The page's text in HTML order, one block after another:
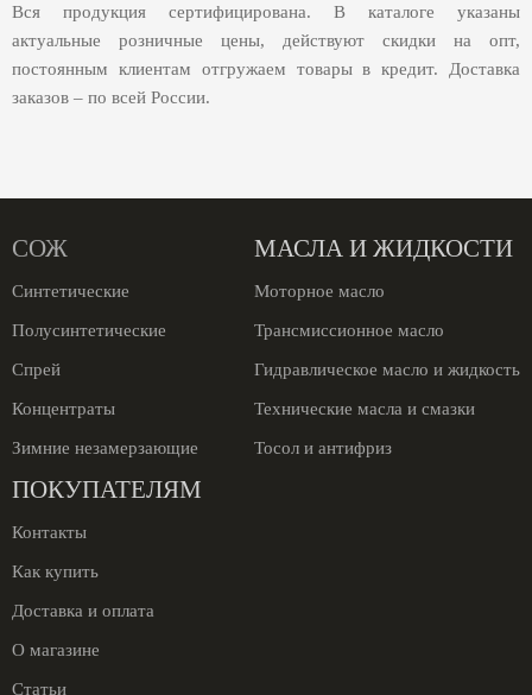
Вся продукция сертифицирована. В каталоге указаны
актуальные розничные цены, действуют скидки на опт,
постоянным клиентам отгружаем товары в кредит. Доставка
заказов – по всей России.
СОЖ
Синтетические
Полусинтетические
Спрей
Концентраты
Зимние незамерзающие
МАСЛА И ЖИДКОСТИ
Моторное масло
Трансмиссионное масло
Гидравлическое масло и жидкость
Технические масла и смазки
Тосол и антифриз
ПОКУПАТЕЛЯМ
Контакты
Как купить
Доставка и оплата
О магазине
Статьи